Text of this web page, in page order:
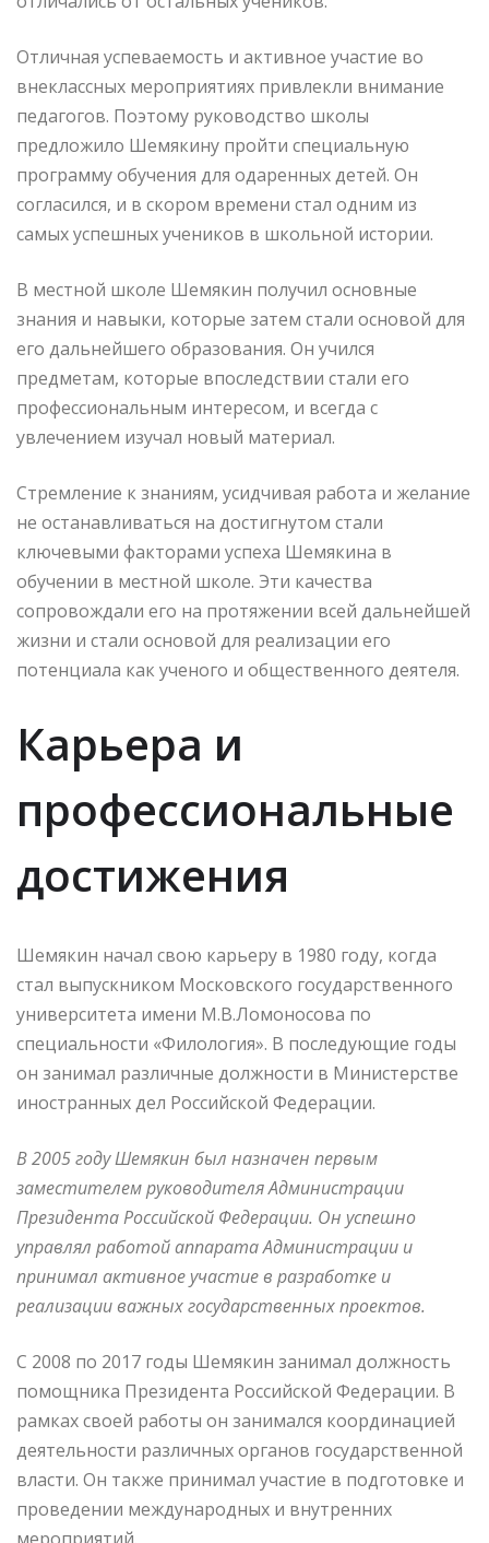
Отличная успеваемость и активное участие во
внеклассных мероприятиях привлекли внимание
педагогов. Поэтому руководство школы
предложило Шемякину пройти специальную
программу обучения для одаренных детей. Он
согласился, и в скором времени стал одним из
самых успешных учеников в школьной истории.
В местной школе Шемякин получил основные
знания и навыки, которые затем стали основой для
его дальнейшего образования. Он учился
предметам, которые впоследствии стали его
профессиональным интересом, и всегда с
увлечением изучал новый материал.
Стремление к знаниям, усидчивая работа и желание
не останавливаться на достигнутом стали
ключевыми факторами успеха Шемякина в
обучении в местной школе. Эти качества
сопровождали его на протяжении всей дальнейшей
жизни и стали основой для реализации его
потенциала как ученого и общественного деятеля.
Карьера и
профессиональные
достижения
Шемякин начал свою карьеру в 1980 году, когда
стал выпускником Московского государственного
университета имени М.В.Ломоносова по
специальности «Филология». В последующие годы
он занимал различные должности в Министерстве
иностранных дел Российской Федерации.
В 2005 году Шемякин был назначен первым
заместителем руководителя Администрации
Президента Российской Федерации. Он успешно
управлял работой аппарата Администрации и
принимал активное участие в разработке и
реализации важных государственных проектов.
С 2008 по 2017 годы Шемякин занимал должность
помощника Президента Российской Федерации. В
рамках своей работы он занимался координацией
деятельности различных органов государственной
власти. Он также принимал участие в подготовке и
проведении международных и внутренних